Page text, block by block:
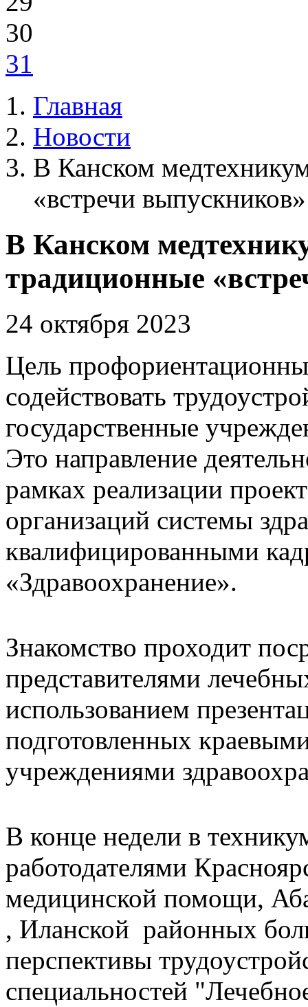
30
31
Главная
Новости
В Канском
«встречи выпускников»
В Канском
традиционные
24 октября 2023
Цель
содействовать
государственные
Это направление
рамках реализации
организаций системы
квалифицированными
«Здравоохранение».
Знакомство проходит
представителями
использованием
подготовленных
учреждениями
В конце недели в
работодателями
медицинской помощи,
, Иланской районных
перспективы
специальностей